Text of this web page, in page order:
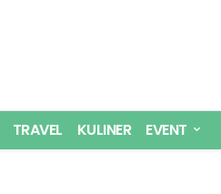
TRAVEL KULINER EVENT